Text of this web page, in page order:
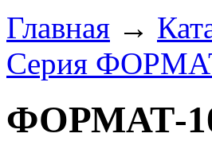
Главная →
Серия
ФОРМАТ-